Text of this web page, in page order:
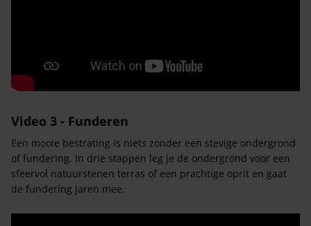
Video 3 - Funderen
Een mooie bestrating is niets zonder een stevige ondergrond
of fundering. In drie stappen leg je de ondergrond voor een
sfeervol natuurstenen terras of een prachtige oprit en gaat
de fundering jaren mee.